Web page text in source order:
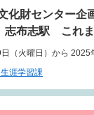
化財センター企
布志駅 これま
（火曜日）から 2025
涯学習課